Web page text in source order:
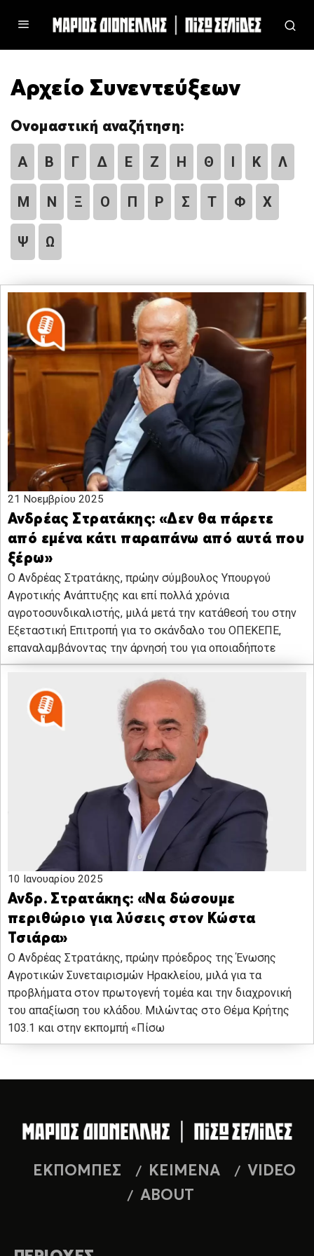
Αρχείο Συνεντεύξεων
Ονομαστική αναζήτηση:
Α Β Γ Δ Ε Ζ Η Θ Ι Κ Λ
Μ Ν Ξ Ο Π Ρ Σ Τ Φ Χ
Ψ Ω
21 Νοεμβρίου 2025
Ανδρέας Στρατάκης: «Δεν θα πάρετε
από εμένα κάτι παραπάνω από αυτά που
ξέρω»
Ο Ανδρέας Στρατάκης, πρώην σύμβουλος Υπουργού
Αγροτικής Ανάπτυξης και επί πολλά χρόνια
αγροτοσυνδικαλιστής, μιλά μετά την κατάθεσή του στην
Εξεταστική Επιτροπή για το σκάνδαλο του ΟΠΕΚΕΠΕ,
επαναλαμβάνοντας την άρνησή του για οποιαδήποτε
10 Ιανουαρίου 2025
Ανδρ. Στρατάκης: «Να δώσουμε
περιθώριο για λύσεις στον Κώστα
Τσιάρα»
Ο Ανδρέας Στρατάκης, πρώην πρόεδρος της Ένωσης
Αγροτικών Συνεταιρισμών Ηρακλείου, μιλά για τα
προβλήματα στον πρωτογενή τομέα και την διαχρονική
του απαξίωση του κλάδου. Μιλώντας στο Θέμα Κρήτης
103.1 και στην εκπομπή «Πίσω
ΕΚΠΟΜΠΕΣ ΚΕΙΜΕΝΑ
VIDEO
ABOUT